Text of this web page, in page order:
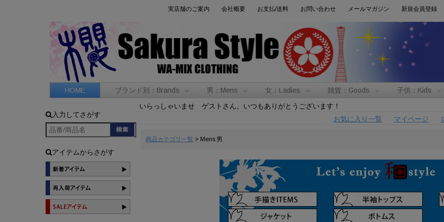
実店舗のご案内 会社概要 お支払/送料 お問い合わせ メールマガジン 新規会員登録
HOME ブランド別：Brands 男：Mens 女：Ladies 雑貨：Goods 子供：Kids
入力してさがす
アイテムからさがす
いらっしゃいませ ゲストさん。いつもありがとうございます！
お気に入り一覧
マイページ
商品カテゴリ一覧 > Mens:男